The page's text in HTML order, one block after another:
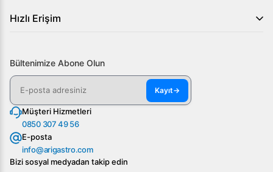
Hızlı Erişim
Bültenimize Abone Olun
Kayıt→
Müşteri Hizmetleri
0850 307 49 56
E-posta
info@arigastro.com
Bizi sosyal medyadan takip edin